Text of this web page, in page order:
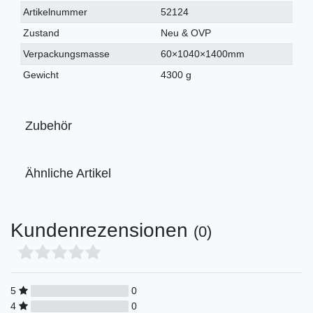
Technisches
Merkmal
Wert
Artikelnummer
52124
Zustand
Neu & OVP
Verpackungsmasse
60×1040×1400mm
Gewicht
4300 g
Zubehör
Ähnliche Artikel
Kundenrezensionen (0)
5
0
4
0